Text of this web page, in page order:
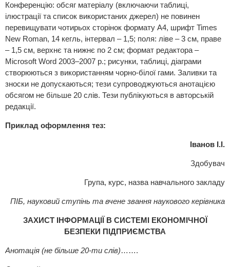
Конференцію: обсяг матеріалу (включаючи таблиці,
ілюстрації та список використаних джерел) не повинен
перевищувати чотирьох сторінок формату А4, шрифт Times
New Roman, 14 кегль, інтервал – 1,5; поля: ліве – 3 см, праве
– 1,5 см, верхнє та нижнє по 2 см; формат редактора –
Microsoft Word 2003–2007 р.; рисунки, таблиці, діаграми
створюються з використанням чорно-білої гами. Заливки та
зноски не допускаються; тези супроводжуються анотацією
обсягом не більше 20 слів. Тези публікуються в авторській
редакції.
Приклад оформлення тез:
Іванов І.І.
Здобувач
Група, курс, назва навчального закладу
ПІБ, науковий ступінь та вчене звання наукового керівника
ЗАХИСТ ІНФОРМАЦІЇ В СИСТЕМІ ЕКОНОМІЧНОЇ
БЕЗПЕКИ ПІДПРИЄМСТВА
Анотація (не більше 20-ти слів)…….